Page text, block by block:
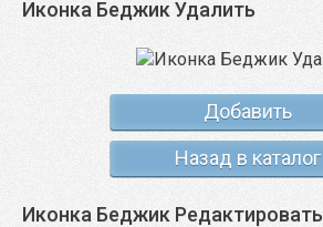
Иконка Беджик Удалить
Добавить
Назад в каталог
Иконка Беджик Редактировать